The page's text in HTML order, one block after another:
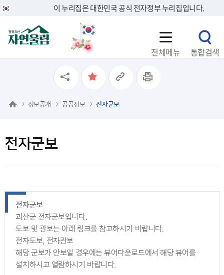
이 누리집은 대한민국 공식 전자정부 누리집입니다.
전체메뉴 통합검색
전자군보
정보공개 공공정보 전자군보
전자군보
괴산군 전자군보입니다.
도보 및 관보는 아래 링크를 참고하시기 바랍니다.
전자도보, 전자관보
해당 군보가 안보일 경우에는 뷰어다운로드에서 해당 뷰어를
설치하시고 열람하시기 바랍니다.